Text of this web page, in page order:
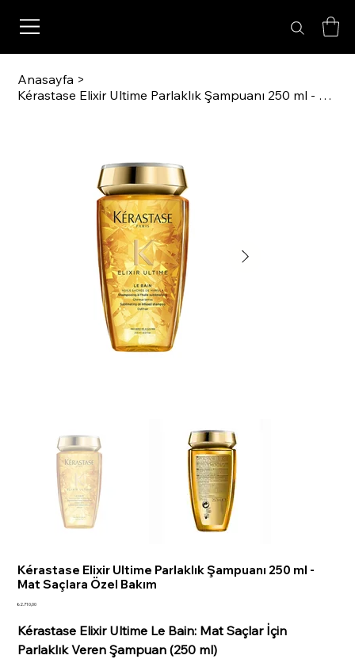
Anasayfa >
Kérastase Elixir Ultime Parlaklık Şampuanı 250 ml - Mat Saçlara Özel Bakım
Kérastase Elixir Ultime Parlaklık Şampuanı 250 ml -
Mat Saçlara Özel Bakım
Fiyat
₺2.710,00
Kérastase Elixir Ultime Le Bain: Mat Saçlar İçin
Parlaklık Veren Şampuan (250 ml)